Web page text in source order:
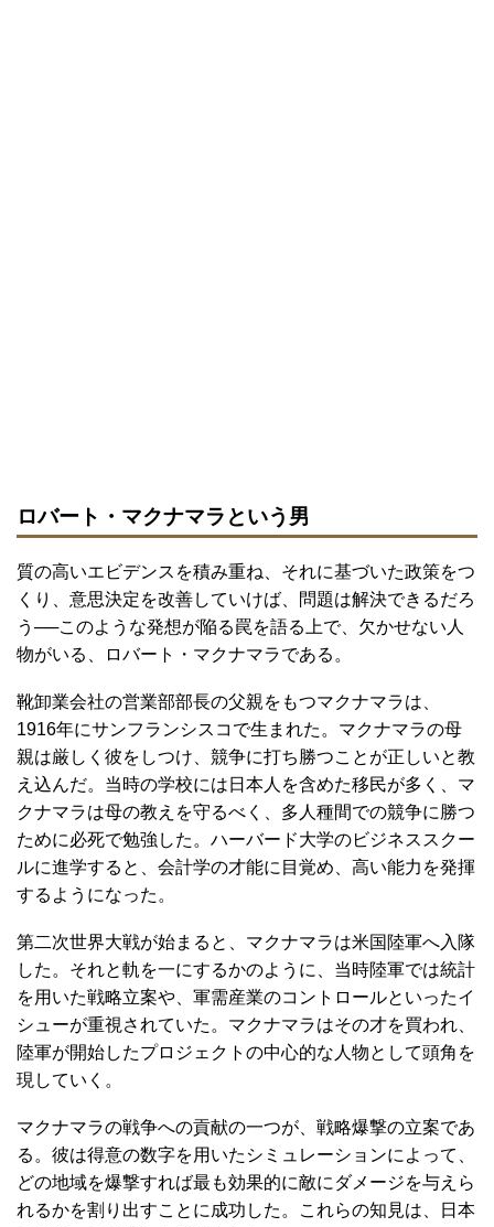
ロバート・マクナマラという男
質の高いエビデンスを積み重ね、それに基づいた政策をつ
くり、意思決定を改善していけば、問題は解決できるだろ
う──このような発想が陥る罠を語る上で、欠かせない人
物がいる、ロバート・マクナマラである。
靴卸業会社の営業部部長の父親をもつマクナマラは、
1916年にサンフランシスコで生まれた。マクナマラの母
親は厳しく彼をしつけ、競争に打ち勝つことが正しいと教
え込んだ。当時の学校には日本人を含めた移民が多く、マ
クナマラは母の教えを守るべく、多人種間での競争に勝つ
ために必死で勉強した。ハーバード大学のビジネススクー
ルに進学すると、会計学の才能に目覚め、高い能力を発揮
するようになった。
第二次世界大戦が始まると、マクナマラは米国陸軍へ入隊
した。それと軌を一にするかのように、当時陸軍では統計
を用いた戦略立案や、軍需産業のコントロールといったイ
シューが重視されていた。マクナマラはその才を買われ、
陸軍が開始したプロジェクトの中心的な人物として頭角を
現していく。
マクナマラの戦争への貢献の一つが、戦略爆撃の立案であ
る。彼は得意の数字を用いたシミュレーションによって、
どの地域を爆撃すれば最も効果的に敵にダメージを与えら
れるかを割り出すことに成功した。これらの知見は、日本